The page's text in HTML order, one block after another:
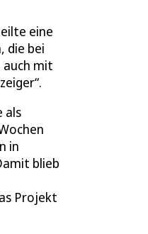
eine
die bei
auch mit
als
in
blieb
Projekt